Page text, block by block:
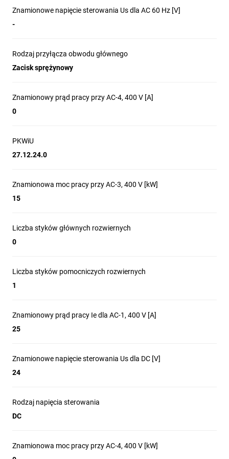
Styczniki silnikowe nowej
niezawodne i wytrzymałe
najbardziej wymagających
Gospodarka wodno-ściekowa
Górnictwo, minerały i metale
Główne cechy
Deca
Najwyższa wytrzymałość
Najwyższa wytrzymałość mechaniczna na rynku - 15 mln cykli
Znamionowe napięcie sterowania Us dla AC 60 Hz [V]
-
Rodzaj przyłącza obwodu głównego
Zacisk sprężynowy
Znamionowy prąd pracy przy AC-4, 400 V [A]
0
PKWiU
27.12.24.0
Znamionowa moc pracy przy AC-3, 400 V [kW]
15
Liczba styków głównych rozwiernych
0
Liczba styków pomocniczych rozwiernych
1
Znamionowy prąd pracy Ie dla AC-1, 400 V [A]
25
Znamionowe napięcie sterowania Us dla DC [V]
24
Rodzaj napięcia sterowania
DC
Znamionowa moc pracy przy AC-4, 400 V [kW]